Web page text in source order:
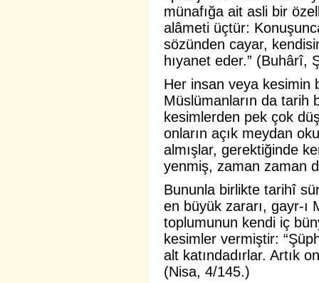
münafığa ait asli bir
alâmeti üçtür:
sözünden cayar,
hıyanet eder.” (Buhârî,
Her insan veya kesimin
Müslümanların da tarih
kesimlerden pek çok
onların açık meydan
almışlar, gerektiğinde
yenmiş, zaman zaman
Bununla birlikte tarihî
en büyük zararı, gayr-ı
toplumunun kendi iç
kesimler vermiştir:
alt katındadırlar. Artık
(Nisa, 4/145.)